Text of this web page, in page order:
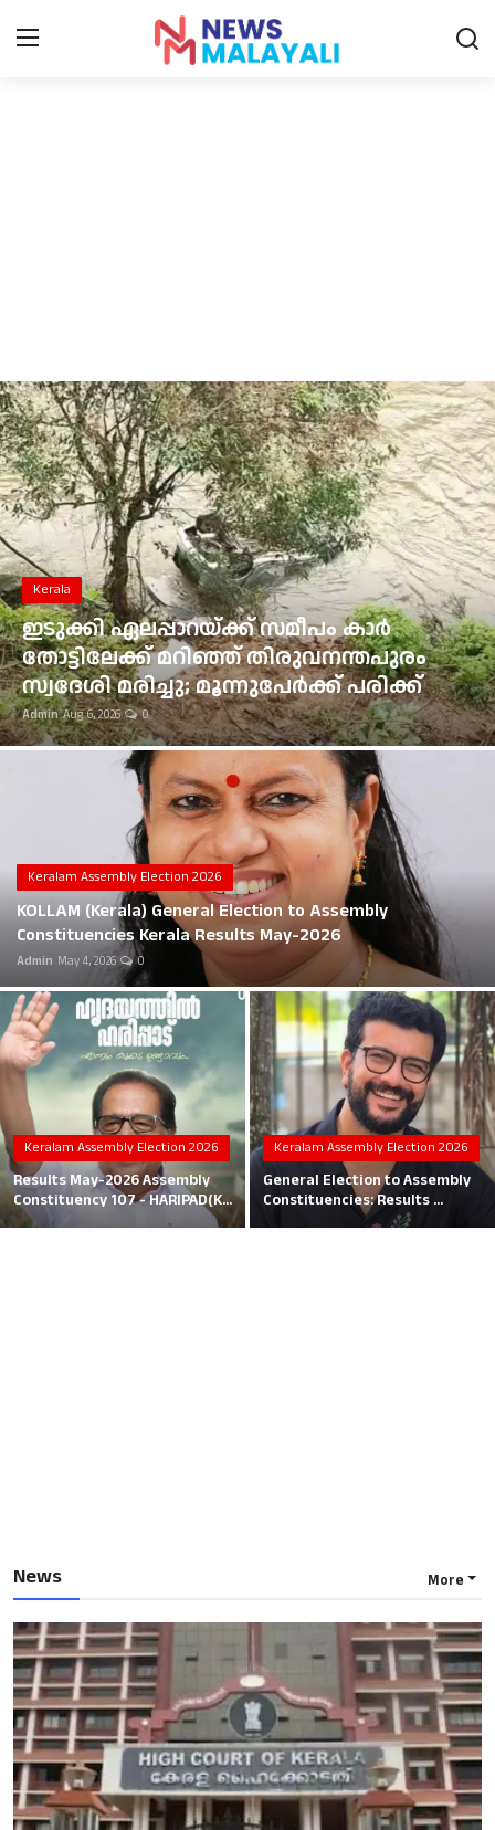
Entertainment
Sports
Food
Gulf News
Loksabha Election 2024
Technology
Health
Jobs Mall
Career
Education
Business
Local News
Earn Money
Tutorials
Malayalam
Kerala
ഇടുക്കി ഏലപ്പാറയ്ക്ക് സമീപം കാർ
തോട്ടിലേക്ക് മറിഞ്ഞ് തിരുവനന്തപുരം
സ്വദേശി മരിച്ചു; മൂന്നുപേർക്ക് പരിക്ക്
Admin Aug 6, 2026 0
Keralam Assembly Election 2026
KOLLAM (Kerala) General Election to Assembly
Constituencies Kerala Results May-2026
Admin May 4, 2026 0
Keralam Assembly Election 2026
Results May-2026 Assembly
Constituency 107 - HARIPAD(K...
Keralam Assembly Election 2026
General Election to Assembly
Constituencies: Results ...
News More